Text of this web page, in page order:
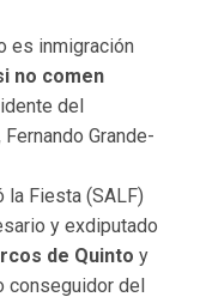
es inmigración
no comen
del
Grande-
la Fiesta (SALF)
y exdiputado
de Quinto y
conseguidor del